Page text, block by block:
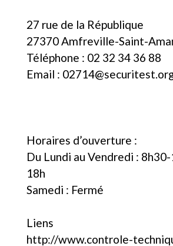
27 rue de la République
27370 Amfreville-Saint-
Téléphone : 02 32 34 36 88
Email :
Horaires d’ouverture :
Du Lundi au Vendredi :
18h
Samedi : Fermé
Liens
http://www.controle-